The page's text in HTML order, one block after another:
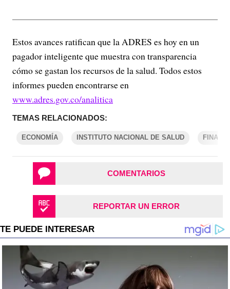
Estos avances ratifican que la ADRES es hoy en un
pagador inteligente que muestra con transparencia
cómo se gastan los recursos de la salud. Todos estos
informes pueden encontrarse en
www.adres.gov.co/analitica
TEMAS RELACIONADOS:
ECONOMÍA INSTITUTO NACIONAL DE SALUD
COMENTARIOS
REPORTAR UN ERROR